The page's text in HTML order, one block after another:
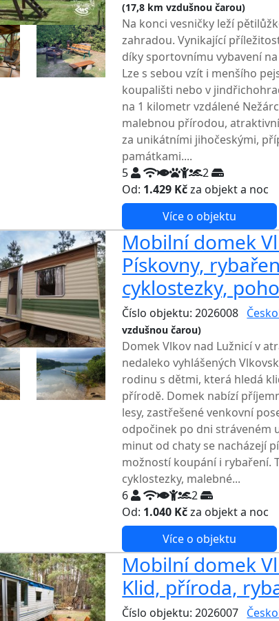
(17,8 km vzdušnou čarou)
Na konci vesničky leží
zahradou. Vynikající
díky sportovnímu vybavení
Lze s sebou vzít i menšího
koupališti nebo v
na 1 kilometr vzdálené
malebnou přírodou,
za unikátními jihočeskými,
památkami....
5
2
Od: 1.429 Kčza objekt a noc
Více o objektu
Mobilní domek
Pískovny,
cyklostezky,
Číslo objektu: 2026008
vzdušnou čarou)
Domek Vlkov nad Lužnicí v
nedaleko vyhlášených
rodinu s dětmi, která hledá
přírodě. Domek nabízí
lesy, zastřešené venkovní
odpočinek po dni stráveném
minut od chaty se nacházejí
možností koupání i rybaření.
cyklostezky, malebné...
6
2
Od: 1.040 Kčza objekt a noc
Více o objektu
Mobilní domek
Klid, příroda,
Číslo objektu: 2026007